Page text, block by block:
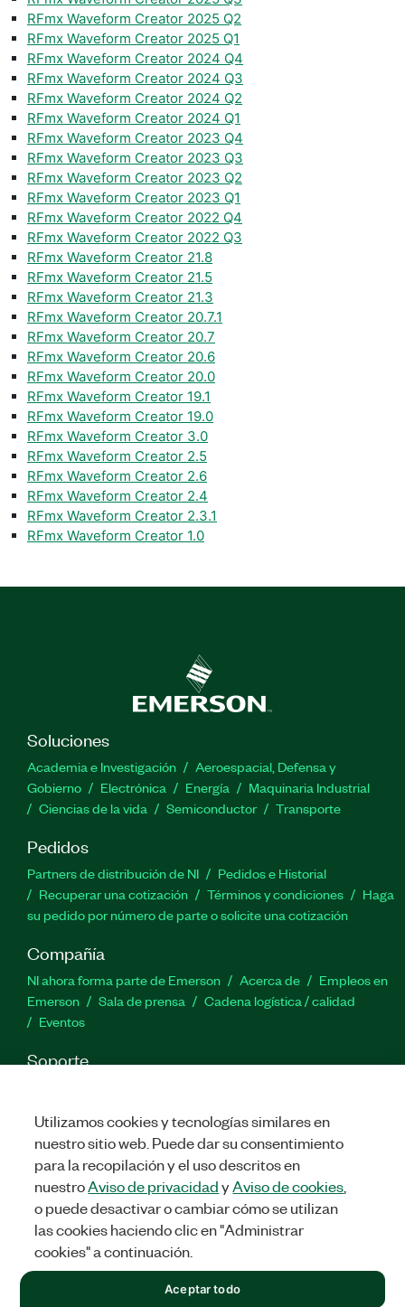
RFmx Waveform Creator 2025 Q2
RFmx Waveform Creator 2025 Q1
RFmx Waveform Creator 2024 Q4
RFmx Waveform Creator 2024 Q3
RFmx Waveform Creator 2024 Q2
RFmx Waveform Creator 2024 Q1
RFmx Waveform Creator 2023 Q4
RFmx Waveform Creator 2023 Q3
RFmx Waveform Creator 2023 Q2
RFmx Waveform Creator 2023 Q1
RFmx Waveform Creator 2022 Q4
RFmx Waveform Creator 2022 Q3
RFmx Waveform Creator 21.8
RFmx Waveform Creator 21.5
RFmx Waveform Creator 21.3
RFmx Waveform Creator 20.7.1
RFmx Waveform Creator 20.7
RFmx Waveform Creator 20.6
RFmx Waveform Creator 20.0
RFmx Waveform Creator 19.1
RFmx Waveform Creator 19.0
RFmx Waveform Creator 3.0
RFmx Waveform Creator 2.5
RFmx Waveform Creator 2.6
RFmx Waveform Creator 2.4
RFmx Waveform Creator 2.3.1
RFmx Waveform Creator 1.0
Soluciones
Academia e Investigación
Aeroespacial, Defensa y
Gobierno
Electrónica Energía
Maquinaria Industrial
Ciencias de la vida
Semiconductor Transporte
Pedidos
Partners de distribución de NI
Pedidos e Historial
Recuperar una cotización
Términos y condiciones
Haga
su pedido por número de parte o solicite una cotización
Compañía
NI ahora forma parte de Emerson Acerca de
Empleos en
Emerson
Sala de prensa
Cadena logística / calidad
Eventos
Soporte
Comentarios
TwitterFacebook
LinkedIn
©2026NATIONAL INSTRUMENTS CORP. TODOS LOS DERECHOS
RESERVADOS.
Utilizamos cookies y tecnologías similares en
nuestro sitio web. Puede dar su consentimiento
para la recopilación y el uso descritos en
nuestroAviso de privacidadyAviso de cookies
o puede desactivar o cambiar cómo se utilizan
las cookies haciendo clic en "Administrar
cookies" a continuación.
Aceptar todo